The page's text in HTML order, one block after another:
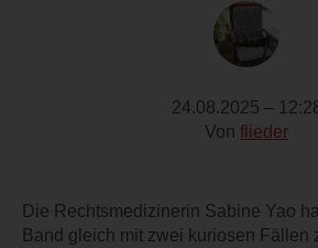
24.08.2025 –
Von flieder
Die Rechtsmedizinerin Sabine Yao
Band gleich mit zwei kuriosen Fällen